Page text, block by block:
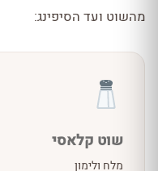
מהשוט ועד הסיפינג:
שוט קלאסי
מלח ולימון